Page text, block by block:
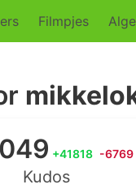
Filmpjes
+41818 -6769
Kudos